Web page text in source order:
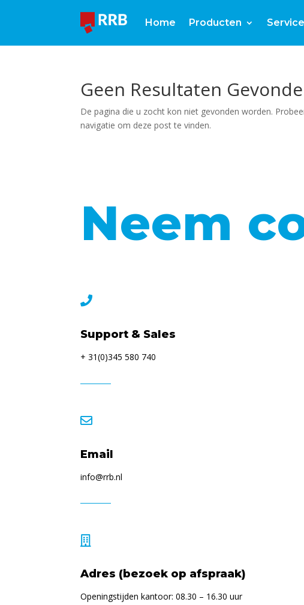
Home Producten
Geen Resultaten
De pagina die u zocht kon niet gevonden worden.
navigatie om deze post te vinden.
Neem

Support & Sales
+ 31(0)345 580 740

Email
info@rrb.nl

Adres (bezoek op afspraak)
Openingstijden kantoor: 08.30 – 16.30 uur